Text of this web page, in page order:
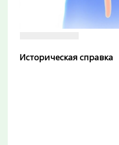
Историческая справка